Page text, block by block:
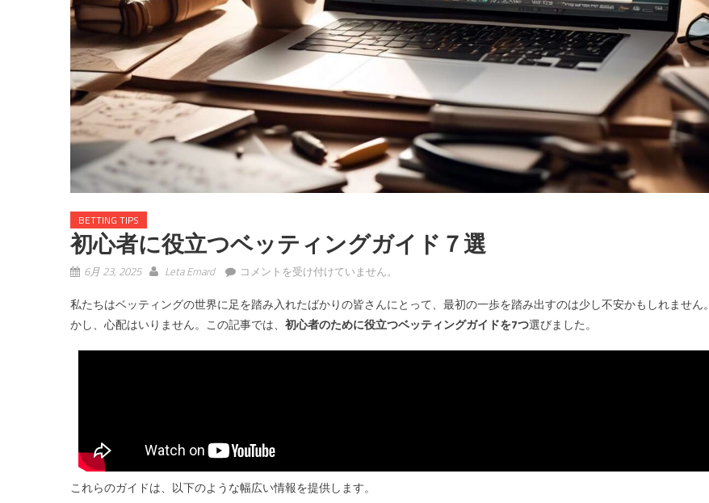
BETTING TIPS
初心者に役立つベッティングガイド７選
6月 23, 2025 Leta Emard
初
者
に
ィ
ン
グ
コメントを受け付けていません。
私たちはベッティングの世界に足を踏み入れたばかりの皆さんにとって、最初の一歩を踏み出すのは少し不安かもしれません
かし、心配はいりません。この記事では、 初心者のために役立つベッティングガイドを7つ選びました。
これらのガイドは、以下のような幅広い情報を提供します。